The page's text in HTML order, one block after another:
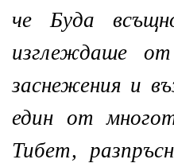
че Буда
изглеждаше
заснежения и
един от
Тибет,